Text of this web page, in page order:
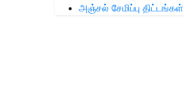
அஞ்சல் சேமிப்பு திட்டங்கள்